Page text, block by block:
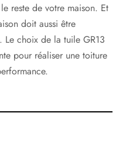
reste de votre maison. Et
doit aussi être
choix de la tuile GR13
pour réaliser une toiture